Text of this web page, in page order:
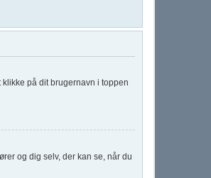
på dit brugernavn i toppen
og dig selv, der kan se, når du